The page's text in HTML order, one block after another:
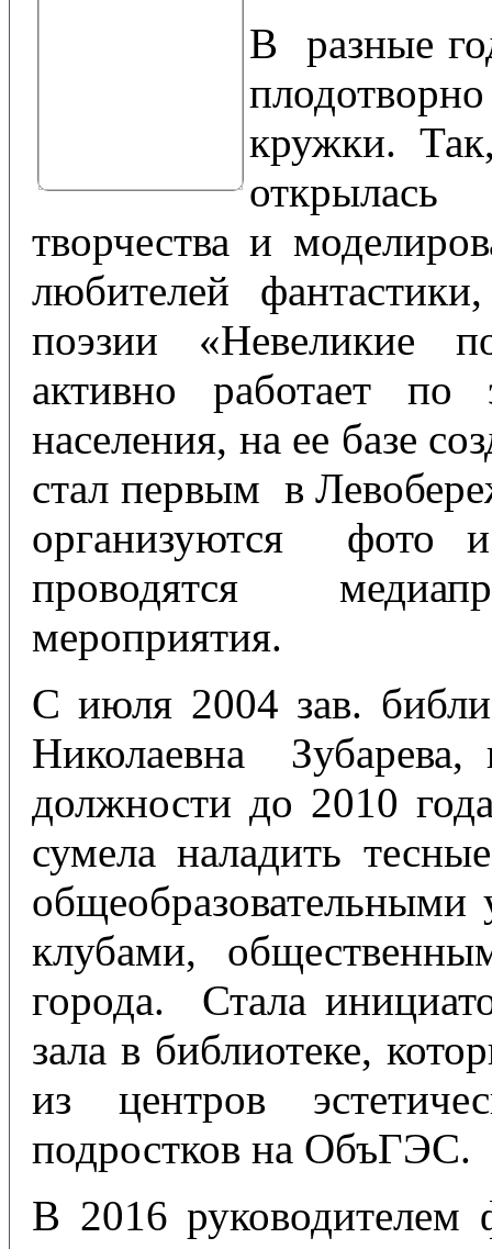
В разные
кружки.
открылась
творчества и
любителей
поэзии «Невеликие
активно работает по
населения, на ее базе
стал первым в
организуются фото и
проводятся
мероприятия.
С июля 2004 зав.
Николаевна Зубарева,
должности до 2010
сумела наладить
клубами,
города. Стала
зала в библиотеке,
из центров
подростков на ОбъГЭС.
В 2016 руководителем